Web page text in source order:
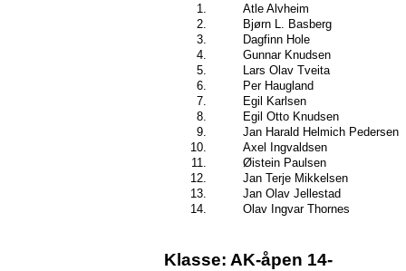
1.
Atle Alvheim
2.
Bjørn L. Basberg
3.
Dagfinn Hole
4.
Gunnar Knudsen
5.
Lars Olav Tveita
6.
Per Haugland
7.
Egil Karlsen
8.
Egil Otto Knudsen
9.
Jan Harald Helmich Pedersen
10.
Axel Ingvaldsen
11.
Øistein Paulsen
12.
Jan Terje Mikkelsen
13.
Jan Olav Jellestad
14.
Olav Ingvar Thornes
Klasse: AK-åpen 14-